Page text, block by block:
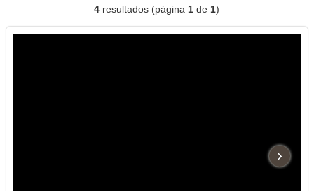
4 resultados (página1 de1)
›